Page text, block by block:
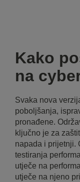
Kako
na
Svaka nova
poboljšanja,
pronađene.
ključno je za
napada i prijetnji.
testiranja
utječe na
utječe na njeno